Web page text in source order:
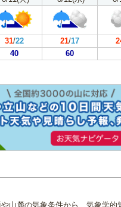
31/22 21/17
40 60
山麓の気象条件から、気象学